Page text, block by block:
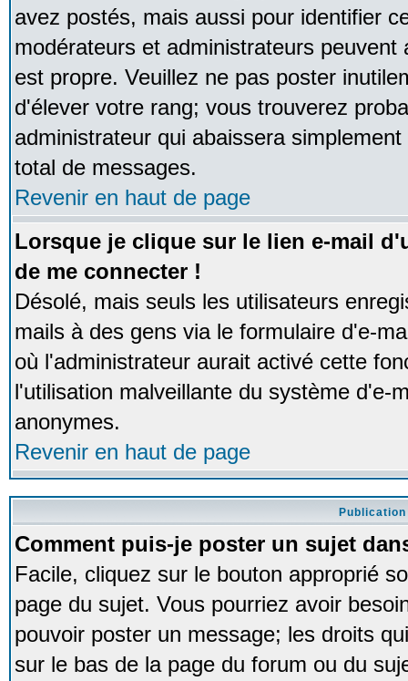
avez postés, mais aussi pour identifier
modérateurs et administrateurs
est propre. Veuillez ne pas poster
d'élever votre rang; vous trouverez
administrateur qui abaissera
total de messages.
Revenir en haut de page
Lorsque je clique sur le lien e-mail
de me connecter !
Désolé, mais seuls les utilisateurs
mails à des gens via le formulaire d'e-
où l'administrateur aurait activé cette
l'utilisation malveillante du système d'e-
anonymes.
Revenir en haut de page
Publication
Comment puis-je poster un sujet
Facile, cliquez sur le bouton approprié
page du sujet. Vous pourriez avoir
pouvoir poster un message; les droits
sur le bas de la page du forum ou du